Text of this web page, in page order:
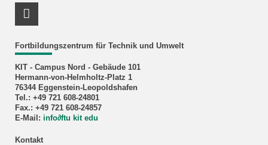
Fortbildungszentrum für Technik und Umwelt
KIT - Campus Nord - Gebäude 101
Hermann-von-Helmholtz-Platz 1
76344 Eggenstein-Leopoldshafen
Tel.: +49 721 608-24801
Fax.: +49 721 608-24857
E-Mail: info∂ftu kit edu
Kontakt
LinkedIn Profil